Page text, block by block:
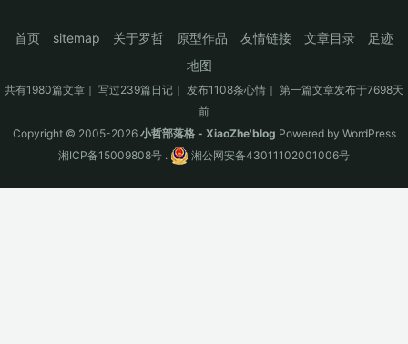
首页 sitemap 关于罗哲 原型作品 友情链接 文章目录
足迹
地图
共有1980篇文章｜ 写过239篇日记｜ 发布1108条心情｜ 第一篇文章发布于7698天
前
Copyright © 2005-2026 小哲部落格 - XiaoZhe'blog Powered by WordPress
湘ICP备15009808号 . 湘公网安备43011102001006号